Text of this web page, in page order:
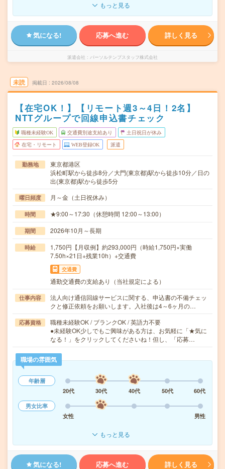
もっと見る
気になる! 応募へ進む 詳しく見る
派遣会社 パーソルテンプスタッフ株式会社
未読 掲載日 2026/08/08
【在宅OK！】【リモート週3～4日！2名】
NTTグループで回線申込書チェック
職種未経験OK 交通費別途支給あり 土日祝日が休み
在宅・リモート WEB登録OK 派遣
勤務地
東京都港区
浜松町駅から徒歩8分／大門(東京都)駅から徒歩10分／日の
出(東京都)駅から徒歩5分
曜日頻度 月～金（土日祝休み）
時間 ★9:00～17:30（休憩時間 12:00～13:00）
期間 2026年10月～長期
時給
1,750円【月収例】約293,000円（時給1,750円×実働
7.50h×21日+残業10h）+交通費
交通費
通勤交通費の支給あり（当社規定による）
仕事内容
法人向け通信回線サービスに関する、申込書の不備チェッ
クと修正依頼をお願いします。入社後は4～6ヶ月の…
応募資格
職種未経験OK / ブランクOK / 英語力不要
●未経験OK少しでもご興味がある方は、お気軽に「★気に
なる！」をクリックしてくださいね！但し、「応募…
職場の雰囲気
年齢層
20代
30代 40代 50代
60代
男女比率
女性
男性
もっと見る
気になる! 応募へ進む 詳しく見る